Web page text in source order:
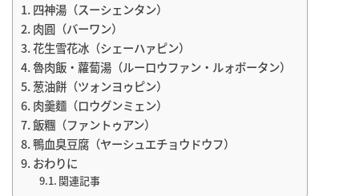
四神湯（スーシェンタン）
肉圓（バーワン）
花生雪花冰（シェーハァピン）
魯肉飯・蘿蔔湯（ルーロウファン・ルォボータン）
葱油餅（ツォンヨゥピン）
肉羹麵（ロウグンミェン）
飯糰（ファントゥアン）
鴨血臭豆腐（ヤーシュエチョウドウフ）
おわりに
関連記事